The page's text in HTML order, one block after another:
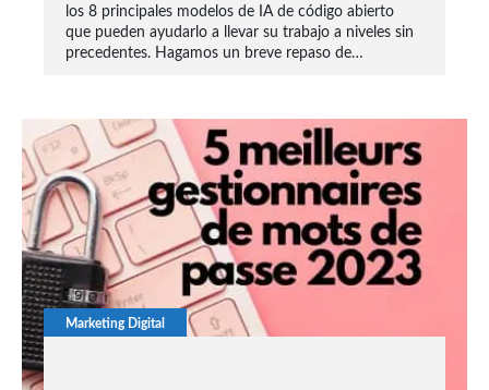
los 8 principales modelos de IA de código abierto
que pueden ayudarlo a llevar su trabajo a niveles sin
precedentes. Hagamos un breve repaso de…
Marketing Digital